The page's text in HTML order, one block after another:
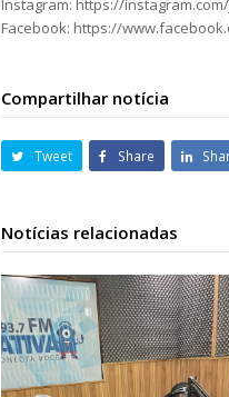
Instagram: https://
Facebook: https://
Compartilhar notícia
Tweet Share
Notícias relacionadas